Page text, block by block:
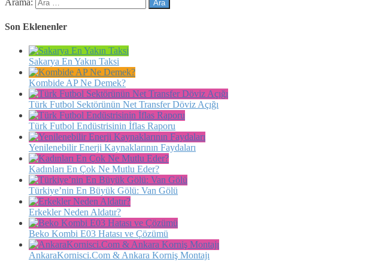
Arama:
Son Eklenenler
Sakarya En Yakın Taksi
Kombide AP Ne Demek?
Türk Futbol Sektörünün Net Transfer Döviz Açığı
Türk Futbol Endüstrisinin İflas Raporu
Yenilenebilir Enerji Kaynaklarının Faydaları
Kadınları En Çok Ne Mutlu Eder?
Türkiye’nin En Büyük Gölü: Van Gölü
Erkekler Neden Aldatır?
Beko Kombi E03 Hatası ve Çözümü
AnkaraKornisci.Com & Ankara Korniş Montajı